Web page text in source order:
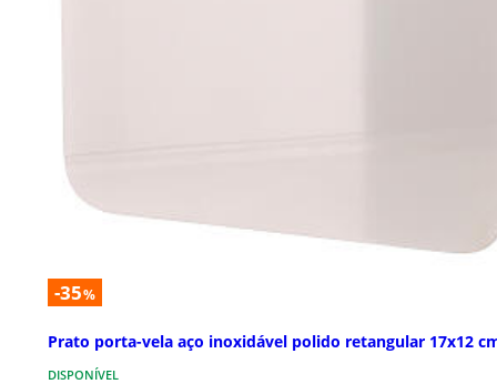
-35%
Prato porta-vela aço inoxidável polido retangular 17x12
DISPONÍVEL